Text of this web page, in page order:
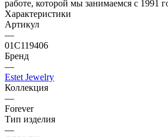
работе, которой мы занимаемся с 1991
Характеристики
Артикул
—
01С119406
Бренд
—
Estet Jewelry
Коллекция
—
Forever
Тип изделия
—